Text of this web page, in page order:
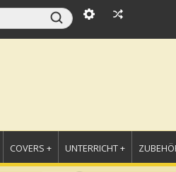
COVERS + UNTERRICHT +